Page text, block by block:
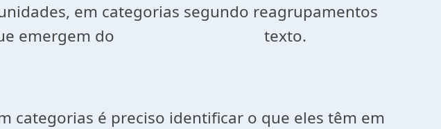
em categorias segundo reagrupamentos
temas que emergem do texto.
categorias é preciso identificar o que eles têm em